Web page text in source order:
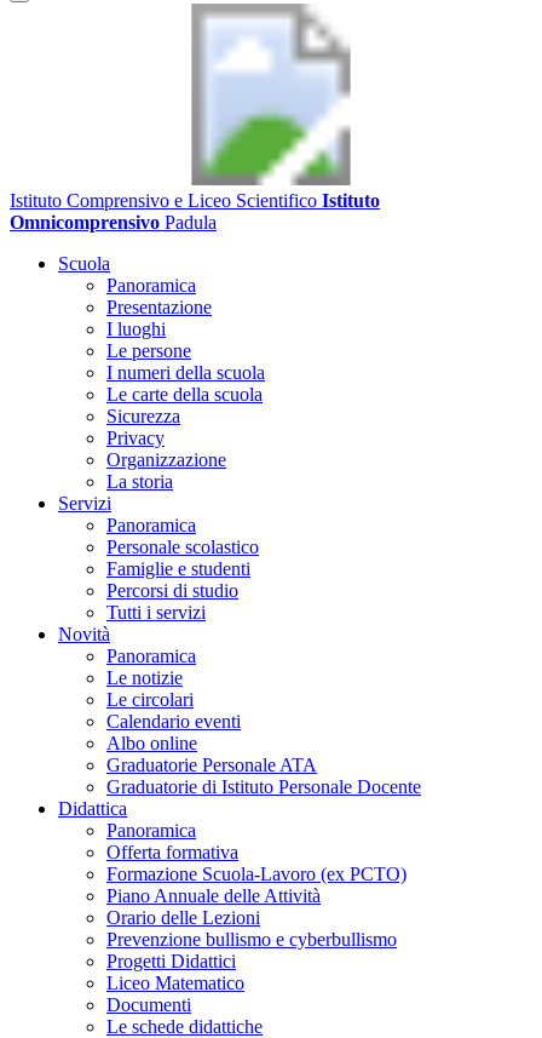
Istituto Comprensivo e Liceo Scientifico Istituto
Omnicomprensivo Padula
Scuola
Panoramica
Presentazione
I luoghi
Le persone
I numeri della scuola
Le carte della scuola
Sicurezza
Privacy
Organizzazione
La storia
Servizi
Panoramica
Personale scolastico
Famiglie e studenti
Percorsi di studio
Tutti i servizi
Novità
Panoramica
Le notizie
Le circolari
Calendario eventi
Albo online
Graduatorie Personale ATA
Graduatorie di Istituto Personale Docente
Didattica
Panoramica
Offerta formativa
Formazione Scuola-Lavoro (ex PCTO)
Piano Annuale delle Attività
Orario delle Lezioni
Prevenzione bullismo e cyberbullismo
Progetti Didattici
Liceo Matematico
Documenti
Le schede didattiche